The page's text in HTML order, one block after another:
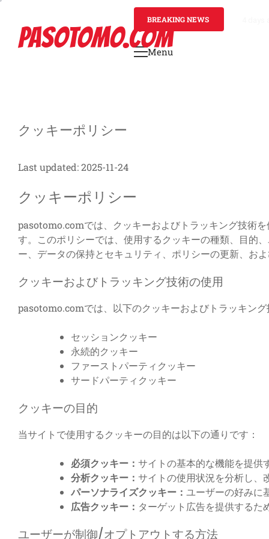
contentPASOTOMO.COM
BREAKING NEWS
Primary
Menu
クッキーポリシー
Last updated: 2025-11-24
クッキーポリシー
pasotomo.comでは、クッキーおよびトラッキング技術
す。このポリシーでは、使用するクッキーの種類、目的
ー、データの保持とセキュリティ、ポリシーの更新、お
クッキーおよびトラッキング技術の使用
pasotomo.comでは、以下のクッキーおよびトラッキン
セッションクッキー
永続的クッキー
ファーストパーティクッキー
サードパーティクッキー
クッキーの目的
当サイトで使用するクッキーの目的は以下の通りです：
必須クッキー： サイトの基本的な機能を提供
分析クッキー： サイトの使用状況を分析し、
パーソナライズクッキー： ユーザーの好みに
広告クッキー： ターゲット広告を提供するた
ユーザーが制御/オプトアウトする方法